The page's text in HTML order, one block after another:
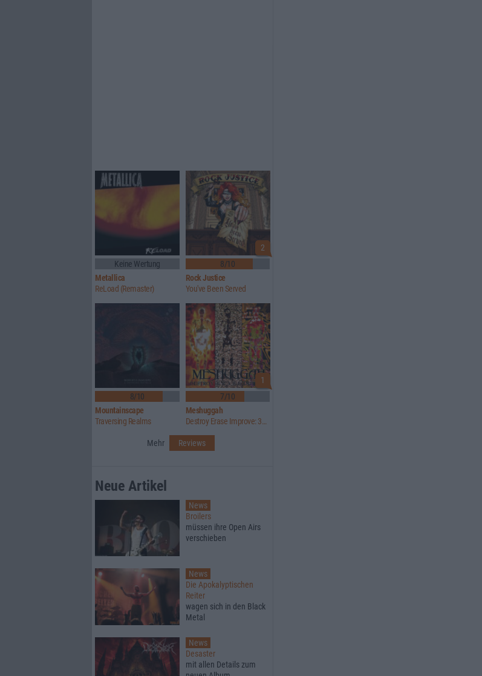
Keine Wertung
Metallica
ReLoad (Remaster)
2
8/10
Rock Justice
You've Been Served
8/10
Mountainscape
Traversing Realms
1
7/10
Meshuggah
Destroy Erase Improve: 30th Anniversary Edition
Mehr Reviews
Neue Artikel
News
Broilers
müssen ihre Open Airs
verschieben
News
Die Apokalyptischen
Reiter
wagen sich in den Black
Metal
News
Desaster
mit allen Details zum